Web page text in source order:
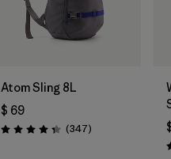
Agregar a la
Bolsa
Atom Sling 8L
$ 69
Valoración: 4.3 / 5
(347Comentarios
)